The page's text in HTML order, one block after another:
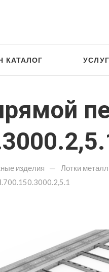
КАТАЛОГ
изделия — Лотки